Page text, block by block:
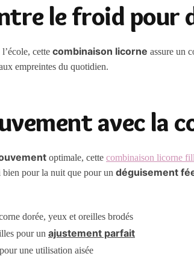
le froid pour
l’école, cettecombinaison licorne assure un
empreintes du quotidien.
avec la
optimale, cettecombinaison licorne
bien pour la nuit que pour undéguisement
dorée, yeux et oreilles brodés
pour unajustement parfait
une utilisation aisée